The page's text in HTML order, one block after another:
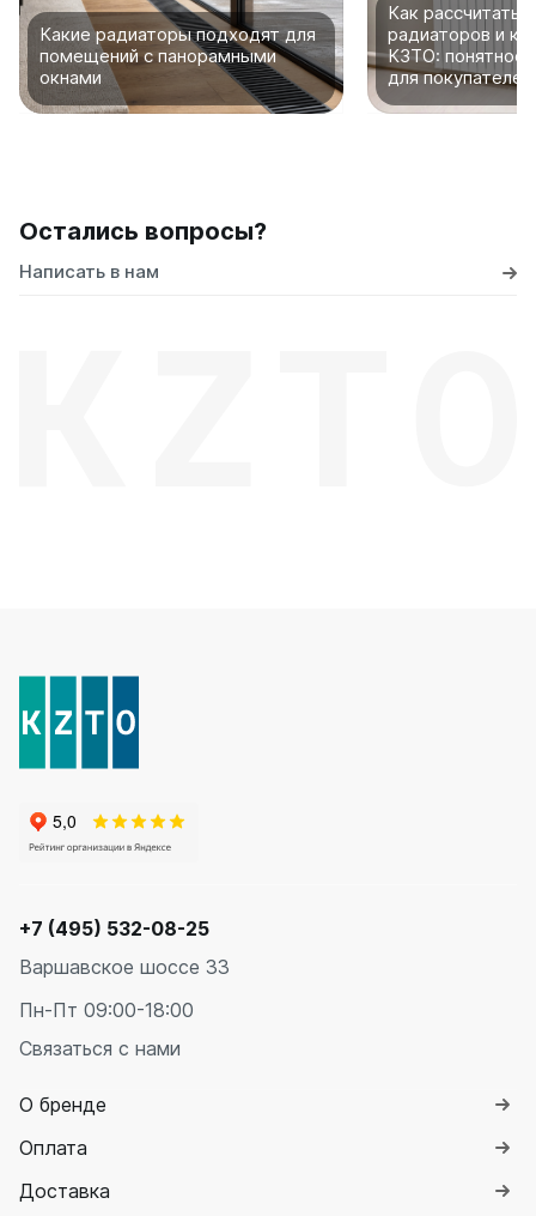
Какие радиаторы подходят для
помещений с панорамными
окнами
Как рассчитать
радиаторов и
КЗТО: понятное
для покупателей
Остались вопросы?
Написать в нам
+7 (495) 532-08-25
Варшавское шоссе 33
Пн-Пт 09:00-18:00
Связаться с нами
О бренде
Оплата
Доставка